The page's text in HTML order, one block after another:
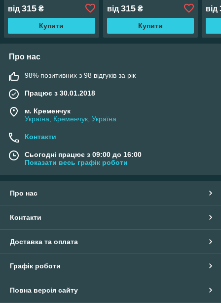
від 315 ₴
Купити
від 315₴
Купити
від
Про нас
98% позитивних з 98 відгуків за рік
Працює з 30.01.2018
м. Кременчук
Україна, Кременчук, Україна
Контакти
Сьогодні працює з 09:00 до 16:00
Показати весь графік роботи
Про нас
Контакти
Доставка та оплата
Графік роботи
Повна версія сайту